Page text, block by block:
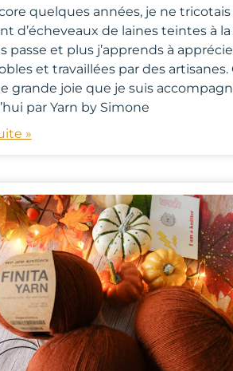
quelques années, je ne tricotais
d’écheveaux de laines teintes à la
passe et plus j’apprends à
et travaillées par des artisanes.
grande joie que je suis
par Yarn by Simone
»